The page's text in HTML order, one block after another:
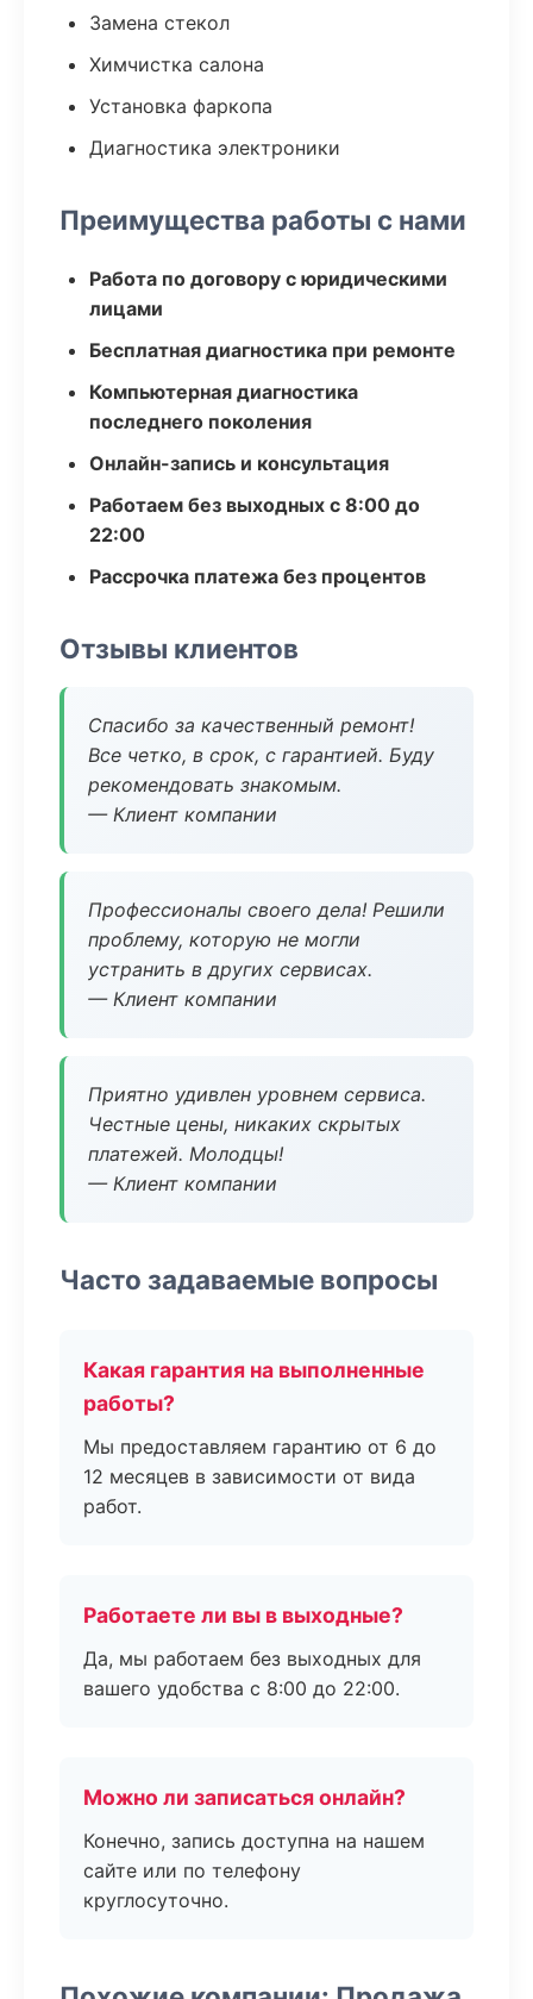
Замена стекол
Химчистка салона
Установка фаркопа
Диагностика электроники
Преимущества работы с нами
Работа по договору с юридическими
лицами
Бесплатная диагностика при ремонте
Компьютерная диагностика
последнего поколения
Онлайн-запись и консультация
Работаем без выходных с 8:00 до
22:00
Рассрочка платежа без процентов
Отзывы клиентов
Спасибо за качественный ремонт!
Все четко, в срок, с гарантией. Буду
рекомендовать знакомым.
— Клиент компании
Профессионалы своего дела! Решили
проблему, которую не могли
устранить в других сервисах.
— Клиент компании
Приятно удивлен уровнем сервиса.
Честные цены, никаких скрытых
платежей. Молодцы!
— Клиент компании
Часто задаваемые вопросы
Какая гарантия на выполненные
работы?
Мы предоставляем гарантию от 6 до
12 месяцев в зависимости от вида
работ.
Работаете ли вы в выходные?
Да, мы работаем без выходных для
вашего удобства с 8:00 до 22:00.
Можно ли записаться онлайн?
Конечно, запись доступна на нашем
сайте или по телефону
круглосуточно.